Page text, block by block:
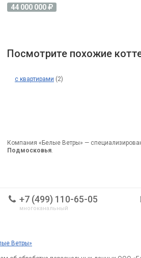
44 000 000
Посмотрите похожие
с квартирами (2)
Компания «Белые Ветры» —
Подмосковья
+7 (499) 110-65-05
многоканальный
Ветры»